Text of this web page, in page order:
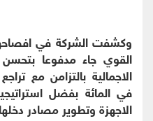
وكشفت الشركة في افصاحها
القوي جاء مدفوعا
في المائة بفضل
الاجهزة وتطوير مصادر